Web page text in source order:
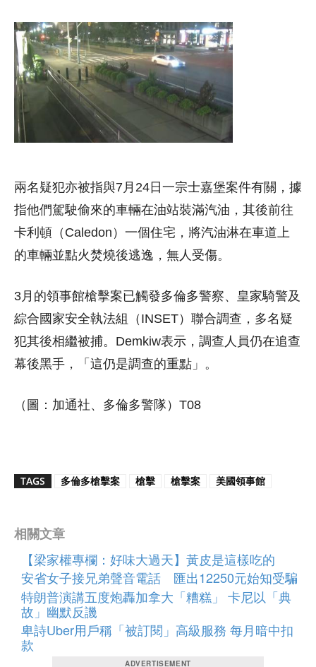
兩名疑犯亦被指與7月24日一宗士嘉堡案件有關，據
指他們駕駛偷來的車輛在油站裝滿汽油，其後前往
卡利頓（Caledon）一個住宅，將汽油淋在車道上
的車輛並點火焚燒後逃逸，無人受傷。
3月的領事館槍擊案已觸發多倫多警察、皇家騎警及
綜合國家安全執法組（INSET）聯合調查，多名疑
犯其後相繼被捕。Demkiw表示，調查人員仍在追查
幕後黑手，「這仍是調查的重點」。
（圖：加通社、多倫多警隊）T08
TAGS 多倫多槍擊案 槍擊 槍擊案 美國領事館
相關文章
【梁家權專欄：好味大過天】黃皮是這樣吃的
安省女子接兄弟聲音電話 匯出12250元始知受騙
特朗普演講五度炮轟加拿大「糟糕」 卡尼以「典
故」幽默反譏
卑詩Uber用戶稱「被訂閱」高級服務 每月暗中扣
款